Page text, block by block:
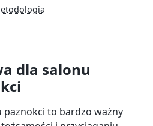
dla salonu
paznokci to bardzo ważny